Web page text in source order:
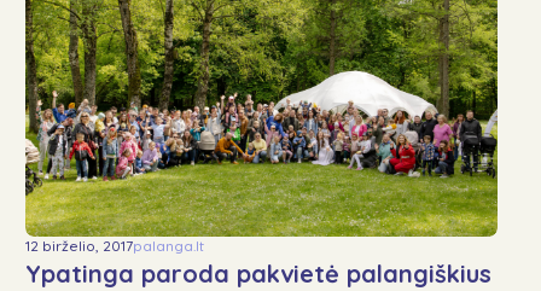
12 birželio, 2017palanga.lt
Ypatinga paroda pakvietė palangiškius